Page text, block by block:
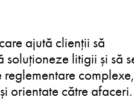
ajută clienții să
soluționeze litigii și să
complexe,
orientate către afaceri.